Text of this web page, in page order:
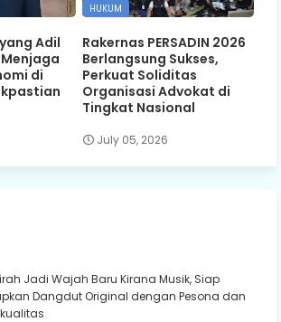
Adil
di
HUKUM
Rakernas PERSADIN 2026
Berlangsung Sukses,
Perkuat Soliditas
Organisasi Advokat di
Tingkat Nasional
July 05, 2026
Jadi Wajah Baru Kirana Musik, Siap
Dangdut Original dengan Pesona dan